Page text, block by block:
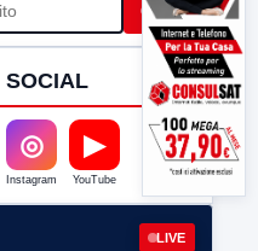
Cerca
SOCIAL
◎
Instagram
▶
YouTube
LIVE